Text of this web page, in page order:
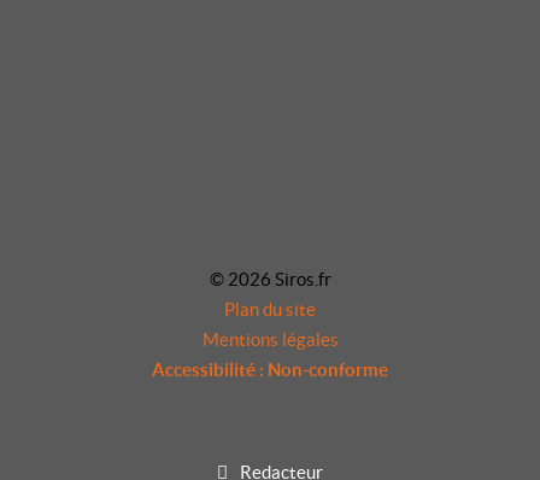
© 2026 Siros.fr
Plan du site
Mentions légales
Accessibilité : Non-conforme
Redacteur